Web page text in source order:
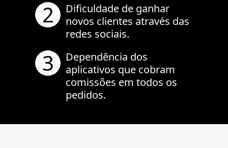
2
Dificuldade de ganhar
novos clientes através das
redes sociais.
3
Dependência dos
aplicativos que cobram
comissões em todos os
pedidos.